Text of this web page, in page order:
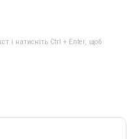
і натисніть Ctrl + Enter, щоб